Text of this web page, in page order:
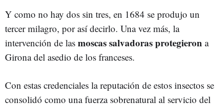
Y como no hay dos sin tres, en 1684 se produjo un
tercer milagro, por así decirlo. Una vez más, la
intervención de las moscas salvadoras protegieron a
Girona del asedio de los franceses.
Con estas credenciales la reputación de estos insectos se
consolidó como una fuerza sobrenatural al servicio del